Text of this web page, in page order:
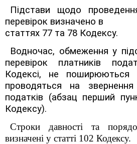
Підстави щодо
перевірок визначено в
статтях 77 та 78 Кодексу.
Водночас, обмеження у
перевірок платників
Кодексі, не поширюються
проводяться на
податків (абзац перший
Кодексу).
Строки давності та
визначені у статті 102 Кодексу.